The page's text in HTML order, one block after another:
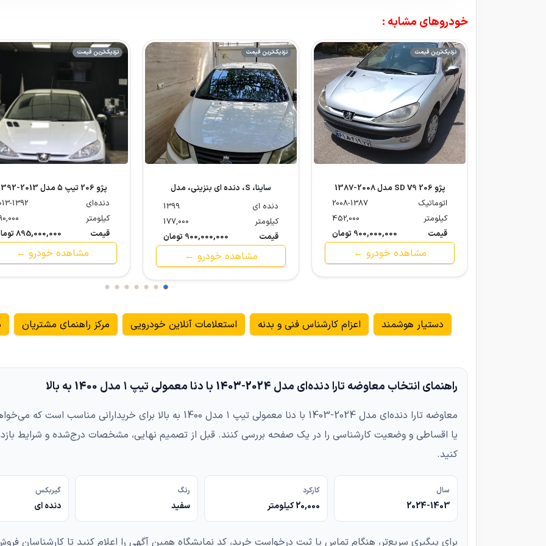
خودروهای مشابه :
نزدیک‌ترین قیمت
پژو 206 SD V9 مدل 2008-1387
اتوماتیک
2008-1387
کیلومتر
452,000
قیمت
900,000,000 تومان
مشاهده خودرو ←
نزدیک‌ترین قیمت
ساینا، S، دنده ای بنزینی، مدل
دنده ای
1399
کیلومتر
177,000
قیمت
900,000,000 تومان
مشاهده خودرو ←
نزدیک‌ترین قیمت
پژو 206 تیپ ۵ مدل 2013-1392
دنده‌ای
1392
کیلومتر
قیمت
895,000,000 تومان
مشاهده خودرو ←
دستیار هوشمند اعزام کارشناس فنی و بدنه استعلامات آنلاین خودرویی مرکز راهنمای مشتریان
راهنمای انتخاب معاوضه تارا دنده‌ای مدل 2024-1403 با دنا معمولی تیپ ۱ مدل 1400 به بالا
معاوضه تارا دنده‌ای مدل 2024-1403 با دنا معمولی تیپ ۱ مدل 1400 به
یا اقساطی و وضعیت کارشناسی را در یک صفحه بررسی کنند. قبل از تصمیم نهایی، مشخصات درج‌شده و شرایط
کنید.
سال
2024-1403
کارکرد
20,000 کیلومتر
رنگ
سفید
گیربکس
دنده ای
برای پیگیری سریع‌تر، هنگام تماس یا ثبت درخواست خرید، کد نمایشگاه همین آگهی را اعلام کنید تا کارشناسان